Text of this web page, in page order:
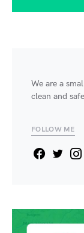
We are a
clean and
FOLLOW ME